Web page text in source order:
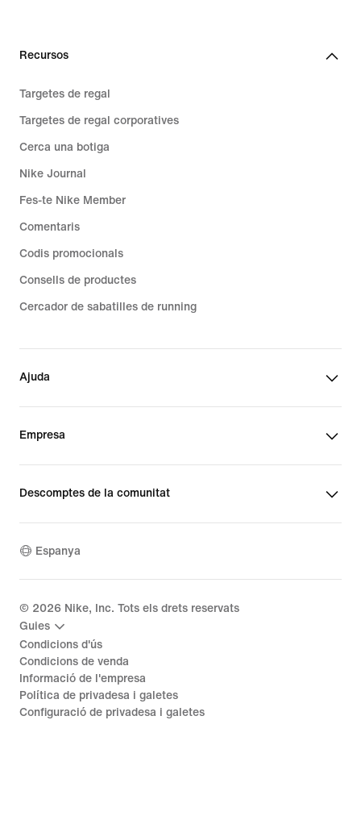
Recursos
Targetes de regal
Targetes de regal corporatives
Cerca una botiga
Nike Journal
Fes-te Nike Member
Comentaris
Codis promocionals
Consells de productes
Cercador de sabatilles de running
Ajuda
Empresa
Descomptes de la comunitat
Espanya
© 2026 Nike, Inc. Tots els drets reservats
Guies
Condicions d'ús
Condicions de venda
Informació de l'empresa
Política de privadesa i galetes
Configuració de privadesa i galetes